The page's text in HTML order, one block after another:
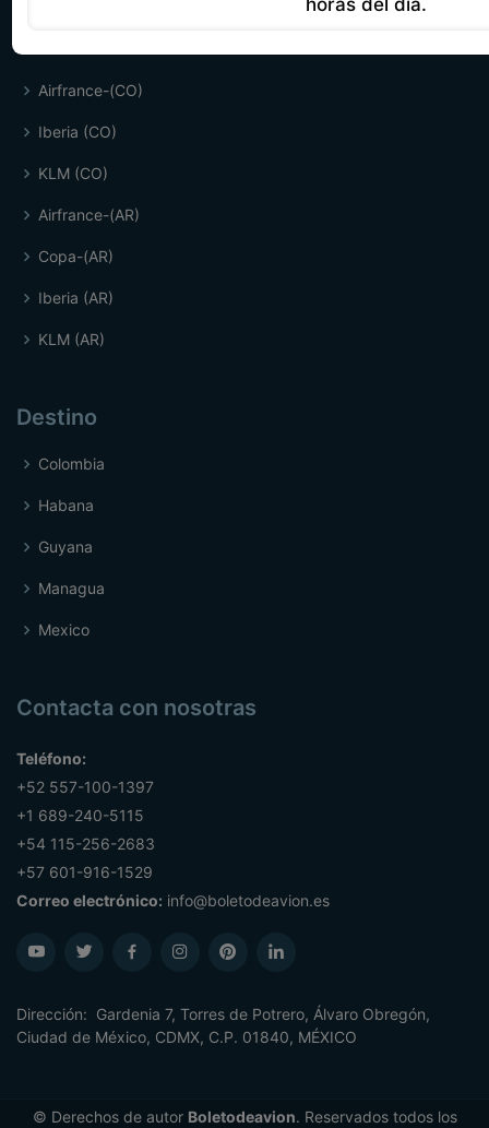
Airfrance-(CO)
Iberia (CO)
KLM (CO)
Airfrance-(AR)
Copa-(AR)
Iberia (AR)
KLM (AR)
Destino
Colombia
Habana
Guyana
Managua
Mexico
Contacta con nosotras
Teléfono:
+52 557-100-1397
+1 689-240-5115
+54 115-256-2683
+57 601-916-1529
Correo electrónico: info@boletodeavion.es
Dirección: Gardenia 7, Torres de Potrero, Álvaro Obregón,
Ciudad de México, CDMX, C.P. 01840, MÉXICO
© Derechos de autor Boletodeavion. Reservados todos los